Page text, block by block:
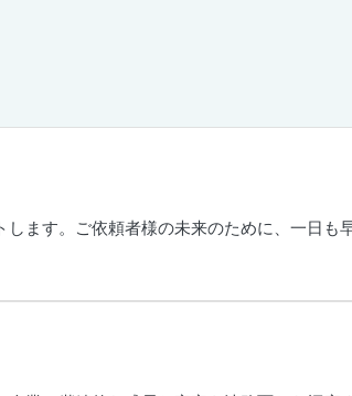
ます。ご依頼者様の未来のために、一日も